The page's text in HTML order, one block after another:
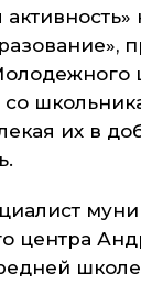
со
их в
центра